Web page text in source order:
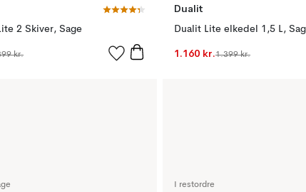
2 Skiver, Sage
kr.
Dualit
Dualit Lite elkedel 1,5 L,
1.160 kr.1.399 kr.
I restordre